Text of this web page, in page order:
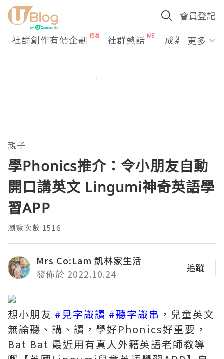
會員登記
社群創作有價企劃 社群熱話 成為U更多
親子
學Phonics推介：令小朋友自動
開口講英文 Lingumi神奇英語學
習APP
瀏覽次數:1516
Mrs Co:Lam 凱林家生活
發佈於 2022.10.24
追蹤
想小朋友 #見字識讀 #聽字識串 ，兒童英文
無論聽、講、讀，學好Phonics好重要，
Bat Bat 最近用有真人外籍英語老師教導